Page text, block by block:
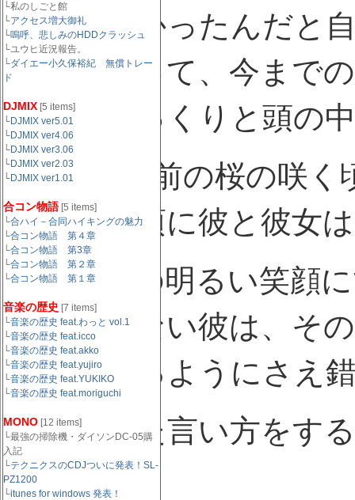
└私のしごと館
└アクセス増大御礼
└嗚呼、悲しみのHDDクラッシュ
└ユウヒ近況報告。
└ダイエー小久保裕紀 無償トレー
ド
DJMIX [5 items]
└DJMIX ver5.01
└DJMIX ver4.06
└DJMIX ver3.06
└DJMIX ver2.03
└DJMIX ver1.01
合コン物語 [5 items]
└合ハイ－合同ハイキングの魅力
└合コン物語 第４章
└合コン物語 第3章
└合コン物語 第２章
└合コン物語 第１章
音楽の歴史 [7 items]
└音楽の歴史 feat.わっと vol.1
└音楽の歴史 feat.icco
└音楽の歴史 feat.akko
└音楽の歴史 feat.yujiro
└音楽の歴史 feat.YUKIKO
└音楽の歴史 feat.moriguchi
MONO [12 items]
└最強の掃除機・ダイソンDC-05購
入記
└テクニクスのCDJついに発表！SL-
PZ1200
└itunes for windows 発表！
これでよかったんだと
きは決まって、今まで
くりとゆっくりと頭の
あれは3年前の桜の咲く
りたての頃に彼と彼女
彼は彼女の明るい笑顔
とは言えない彼は、そ
してくれるようにさえ
ありふれた言い方をす
った。